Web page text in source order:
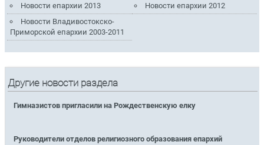
Новости епархии 2013
Новости епархии 2012
Новости Владивостокско-
Приморской епархии 2003-2011
Другие новости раздела
Гимназистов пригласили на Рождественскую елку
Руководители отделов религиозного образования епархий